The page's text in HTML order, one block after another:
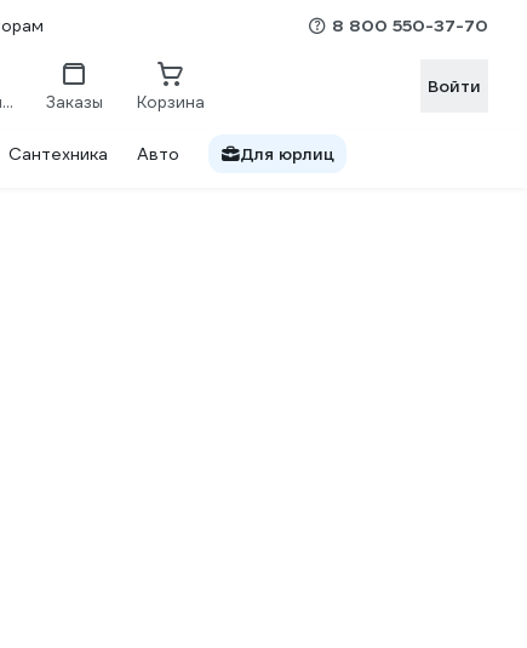
8 800 550-37-70
Сравнение Заказы Корзина
Войти
Сантехника Авто Для юрлиц